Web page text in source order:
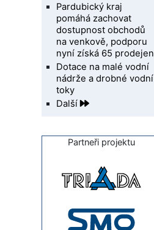
Pardubický kraj
pomáhá zachovat
dostupnost obchodů
na venkově, podporu
nyní získá 65 prodejen
Dotace na malé vodní
nádrže a drobné vodní
toky
Další
Partneři projektu